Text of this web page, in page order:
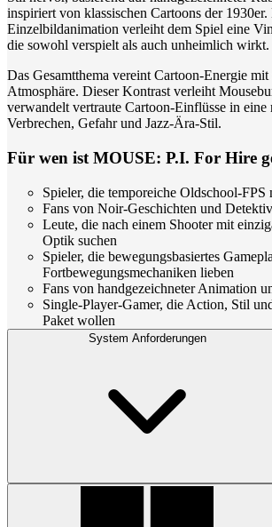
inspiriert von klassischen Cartoons der 1930er.
Einzelbildanimation verleiht dem Spiel eine
die sowohl verspielt als auch unheimlich wirkt.
Das Gesamtthema vereint Cartoon-Energie
Atmosphäre. Dieser Kontrast verleiht
verwandelt vertraute Cartoon-Einflüsse in eine
Verbrechen, Gefahr und Jazz-Ära-Stil.
Für wen ist MOUSE: P.I. For Hire
Spieler, die temporeiche Oldschool-FPS
Fans von Noir-Geschichten und
Leute, die nach einem Shooter mit
Optik suchen
Spieler, die bewegungsbasiertes
Fortbewegungsmechaniken lieben
Fans von handgezeichneter Animation
Single-Player-Gamer, die Action, Stil
Paket wollen
System Anforderungen